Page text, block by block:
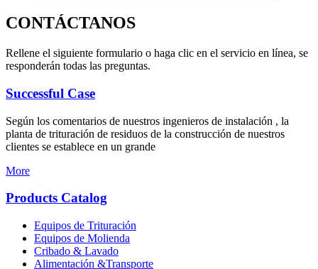
CONTÁCTANOS
Rellene el siguiente formulario o haga clic en el servicio en línea, se
responderán todas las preguntas.
Successful Case
Según los comentarios de nuestros ingenieros de instalación , la
planta de trituración de residuos de la construcción de nuestros
clientes se establece en un grande
More
Products Catalog
Equipos de Trituración
Equipos de Molienda
Cribado & Lavado
Alimentación &Transporte